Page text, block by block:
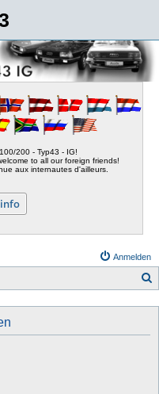
200 - Typ43 - IG!
to all our foreign friends!
aux internautes d'ailleurs.
Anmelden